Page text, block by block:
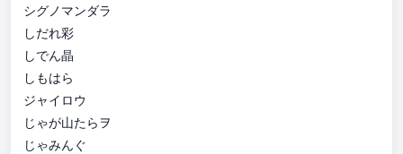
シグノマンダラ
しだれ彩
しでん晶
しもはら
ジャイロウ
じゃが山たらヲ
じゃみんぐ